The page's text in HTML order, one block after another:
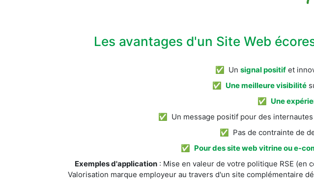
Les avantages d'un Site Web
✅ Un signal positif et
✅ Une meilleure visibilité
✅ Une
✅ Un message positif pour des internautes
✅ Pas de contrainte de
✅ Pour des site web vitrine ou e-
Exemples d'application: Mise en valeur de votre politique RSE (en
Valorisation marque employeur au travers d'un site complémentaire